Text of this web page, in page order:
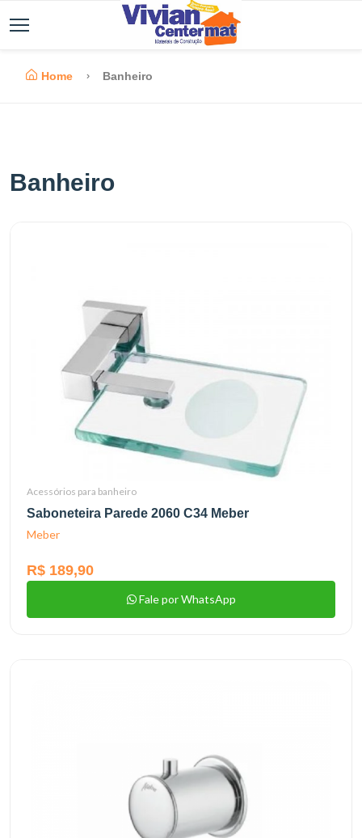
Home Banheiro
Banheiro
Acessórios para banheiro
Saboneteira Parede 2060 C34 Meber
Meber
R$ 189,90
Fale por WhatsApp